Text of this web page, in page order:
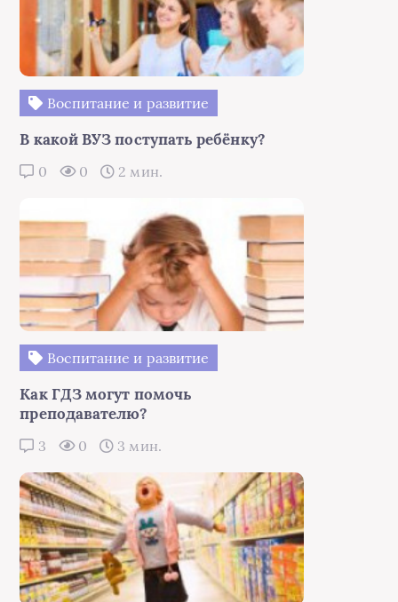
Воспитание и развитие
В какой ВУЗ поступать ребёнку?
0 0 2 мин.
Воспитание и развитие
Как ГДЗ могут помочь
преподавателю?
3 0 3 мин.